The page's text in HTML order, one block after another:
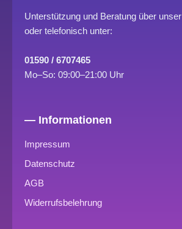
Unterstützung und Beratung über unser
oder telefonisch unter:
01590 / 6707465
Mo–So: 09:00–21:00 Uhr
— Informationen
Impressum
Datenschutz
AGB
Widerrufsbelehrung